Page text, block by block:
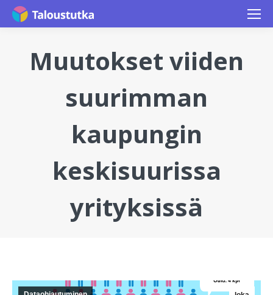
Muutokset viiden
suurimman
kaupungin
keskisuurissa
yrityksissä